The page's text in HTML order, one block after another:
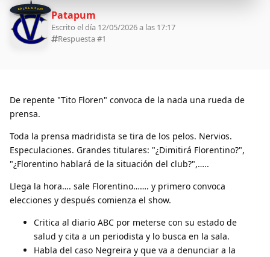
BOLILLA 2026 Patapum
Escrito el día 12/05/2026 a las 17:17
Respuesta #1
De repente "Tito Floren" convoca de la nada una rueda de
prensa.
Toda la prensa madridista se tira de los pelos. Nervios.
Especulaciones. Grandes titulares: "¿Dimitirá Florentino?",
"¿Florentino hablará de la situación del club?",…..
Llega la hora…. sale Florentino……. y primero convoca
elecciones y después comienza el show.
Critica al diario ABC por meterse con su estado de
salud y cita a un periodista y lo busca en la sala.
Habla del caso Negreira y que va a denunciar a la